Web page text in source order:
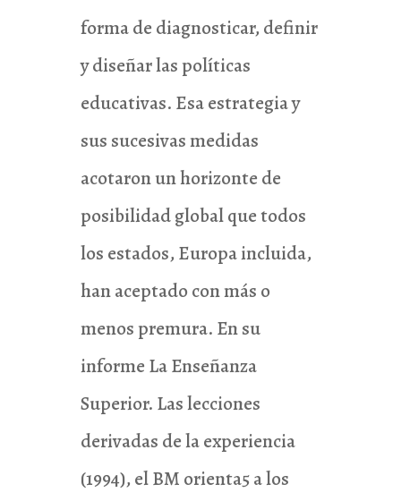
forma de diagnosticar, definir
y diseñar las políticas
educativas. Esa estrategia y
sus sucesivas medidas
acotaron un horizonte de
posibilidad global que todos
los estados, Europa incluida,
han aceptado con más o
menos premura. En su
informe La Enseñanza
Superior. Las lecciones
derivadas de la experiencia
(1994), el BM orienta5 a los